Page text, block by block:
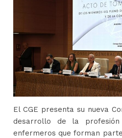
El CGE presenta su nueva
desarrollo de la
enfermeros que forman